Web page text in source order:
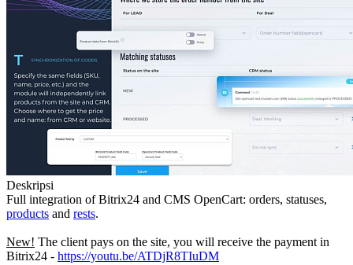
Deskripsi
Full integration of Bitrix24 and CMS OpenCart: orders, statuses,
products and rests.
New! The client pays on the site, you will receive the payment in
Bitrix24 - https://youtu.be/ATDjR8TIuDM